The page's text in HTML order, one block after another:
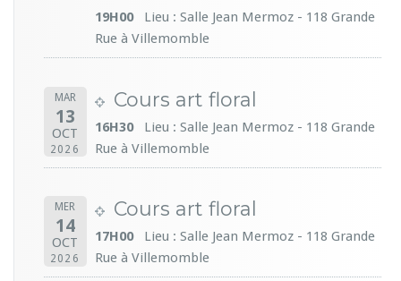
19H00
Lieu : Salle Jean Mermoz - 118 Grande
Rue à Villemomble
MAR
13
OCT
2026
Cours art floral
16H30
Lieu : Salle Jean Mermoz - 118 Grande
Rue à Villemomble
MER
14
OCT
2026
Cours art floral
17H00
Lieu : Salle Jean Mermoz - 118 Grande
Rue à Villemomble